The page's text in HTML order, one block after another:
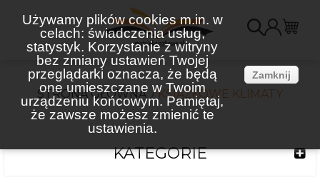
Używamy plików cookies m.in. w
celach: świadczenia usług,
statystyk. Korzystanie z witryny
bez zmiany ustawień Twojej
przeglądarki oznacza, że będą
one umieszczane w Twoim
urządzeniu końcowym. Pamiętaj,
że zawsze możesz zmienić te
ustawienia.
Zamknij
STRONA GŁÓWNA KSIĄŻKOWE KLIMATY
KATEGORIE